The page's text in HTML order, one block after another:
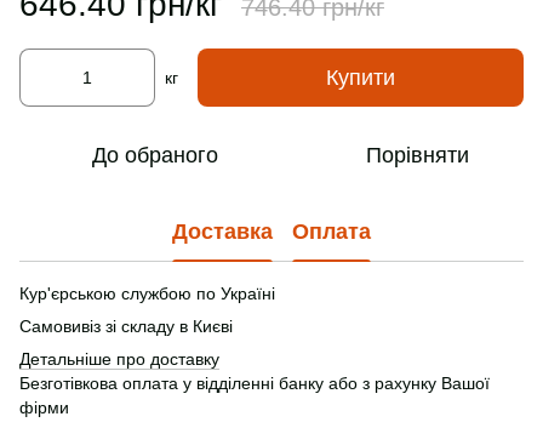
746.40 грн/кг
кг Купити
До обраного Порівняти
Доставка Оплата
Кур'єрською службою по Україні
Самовивіз зі складу в Києві
Детальніше про доставку
Безготівкова оплата у відділенні банку або з рахунку Вашої
фірми